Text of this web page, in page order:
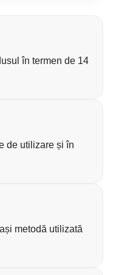
în termen de 14
de utilizare și în
metodă utilizată